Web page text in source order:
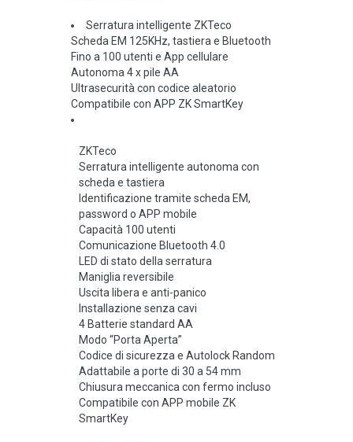
Serratura intelligente ZKTeco
Scheda EM 125KHz, tastiera e Bluetooth
Fino a 100 utenti e App cellulare
Autonoma 4 x pile AA
Ultrasecurità con codice aleatorio
Compatibile con APP ZK SmartKey
ZKTeco
Serratura intelligente autonoma con
scheda e tastiera
Identificazione tramite scheda EM,
password o APP mobile
Capacità 100 utenti
Comunicazione Bluetooth 4.0
LED di stato della serratura
Maniglia reversibile
Uscita libera e anti-panico
Installazione senza cavi
4 Batterie standard AA
Modo “Porta Aperta”
Codice di sicurezza e Autolock Random
Adattabile a porte di 30 a 54 mm
Chiusura meccanica con fermo incluso
Compatibile con APP mobile ZK
SmartKey